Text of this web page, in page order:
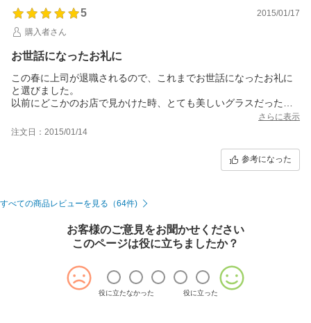
5
2015/01/17
購入者さん
お世話になったお礼に
この春に上司が退職されるので、これまでお世話になったお礼に
と選びました。
以前にどこかのお店で見かけた時、とても美しいグラスだったの
で、ずっと記憶に残っていたのですが、購入出来て満足です。
さらに表示
注文日：2015/01/14
参考になった
すべての商品レビューを見る（64件)
お客様のご意見をお聞かせください
このページは役に立ちましたか？
役に立たなかった 役に立った